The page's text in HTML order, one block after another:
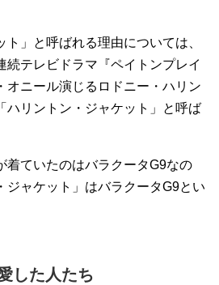
ト」と呼ばれる理由については、
続テレビドラマ『ペイトンプレイ
オニール演じるロドニー・ハリン
ハリントン・ジャケット」と呼ば
着ていたのはバラクータG9なの
ジャケット」はバラクータG9とい
した人たち